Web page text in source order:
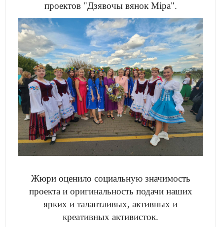
проектов "Дзявочы вянок Міра".
Жюри оценило социальную значимость
проекта и оригинальность подачи наших
ярких и талантливых, активных и
креативных активисток.